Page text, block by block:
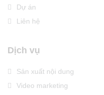
Dự án
Liên hệ
Dịch vụ
Sản xuất nội dung
Video marketing